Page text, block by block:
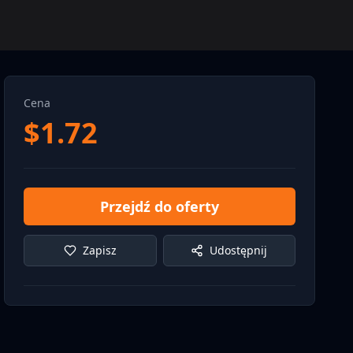
Cena
$1.72
Przejdź do oferty
Zapisz Udostępnij